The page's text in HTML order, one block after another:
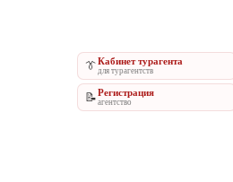
👔Кабинет турагента
для турагентств
📝Регистрация
агентство